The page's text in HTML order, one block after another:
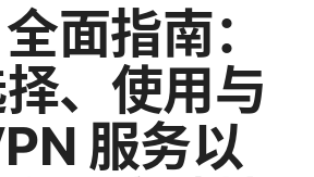
面指南：
、使用与
服务以